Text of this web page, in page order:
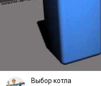
Выбор котла